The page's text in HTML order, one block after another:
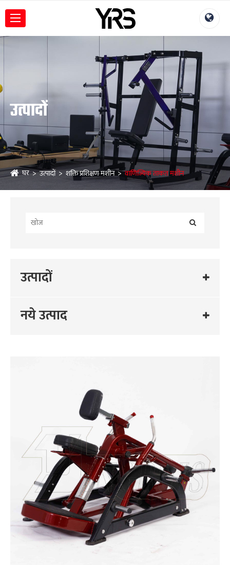
उत्पादों
घर उत्पादों शक्ति प्रशिक्षण मशीन वाणिज्यिक ताकत मशीन
उत्पादों
नये उत्पाद